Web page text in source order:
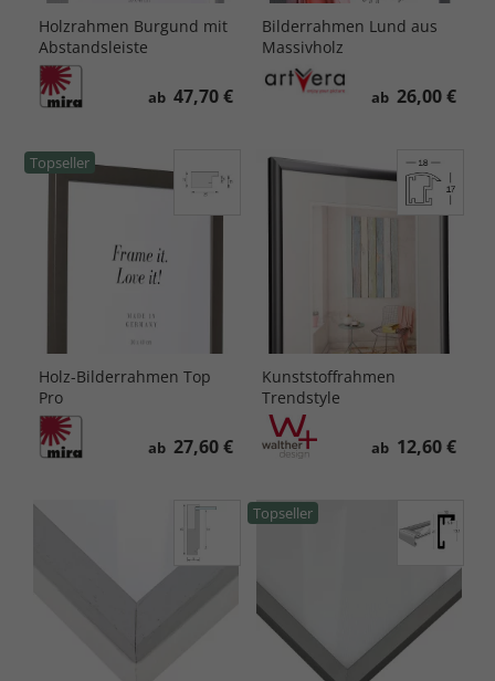
Holzrahmen Burgund mit
Abstandsleiste
ab 47,70 €
Bilderrahmen Lund aus
Massivholz
ab 26,00 €
Topseller
Holz-Bilderrahmen Top
Pro
ab 27,60 €
Kunststoffrahmen
Trendstyle
ab 12,60 €
Topseller